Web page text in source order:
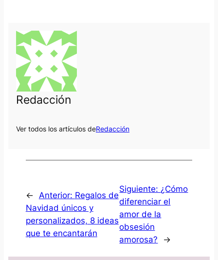
Redacción
Ver todos los artículos deRedacción
← Anterior: Regalos de
Navidad únicos y
personalizados, 8 ideas
que te encantarán
Siguiente: ¿Cómo
diferenciar el
amor de la
obsesión
amorosa?
→